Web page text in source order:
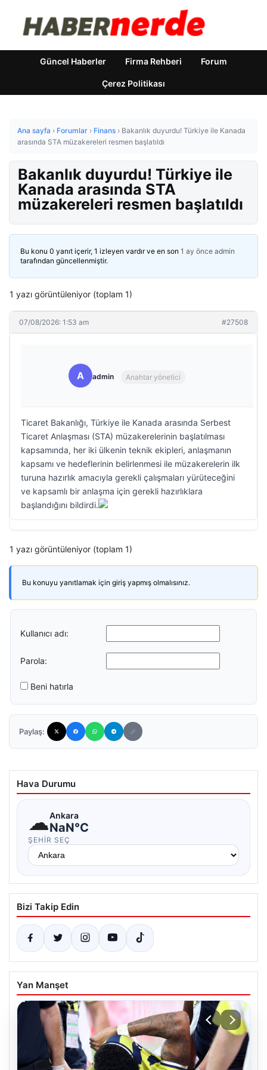
Güncel Haberler Firma Rehberi Forum
Çerez Politikası
Ana sayfa › Forumlar › Finans › Bakanlık duyurdu! Türkiye ile Kanada
arasında STA müzakereleri resmen başlatıldı
Bakanlık duyurdu! Türkiye ile
Kanada arasında STA
müzakereleri resmen başlatıldı
Bu konu 0 yanıt içerir, 1 izleyen vardır ve en son 1 ay önce admin
tarafından güncellenmiştir.
1 yazı görüntüleniyor (toplam 1)
07/08/2026: 1:53 am #27508
A admin Anahtar yönetici
Ticaret Bakanlığı, Türkiye ile Kanada arasında Serbest
Ticaret Anlaşması (STA) müzakerelerinin başlatılması
kapsamında, her iki ülkenin teknik ekipleri, anlaşmanın
kapsamı ve hedeflerinin belirlenmesi ile müzakerelerin ilk
turuna hazırlık amacıyla gerekli çalışmaları yürüteceğini
ve kapsamlı bir anlaşma için gerekli hazırlıklara
başlandığını bildirdi.
1 yazı görüntüleniyor (toplam 1)
Bu konuyu yanıtlamak için giriş yapmış olmalısınız.
Kullanıcı adı:
Parola:
Beni hatırla
Paylaş:
Hava Durumu
☁Ankara
NaN°C
ŞEHIR SEÇ
Bizi Takip Edin
Yan Manşet